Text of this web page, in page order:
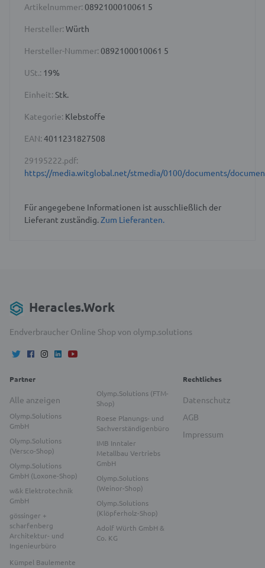
Artikelnummer: 0892100010061 5
Hersteller: Würth
Hersteller-Nummer: 0892100010061 5
USt.: 19%
Einheit: Stk.
Kategorie: Klebstoffe
EAN: 4011231827508
29195222.pdf:
https://media.witglobal.net/stmedia/0100/documents/
Für angegebene Informationen ist ausschließlich der
Lieferant zuständig.Zum Lieferanten.
Heracles.Work
Endverbraucher Online Shop von olymp.solutions
Partner
Alle anzeigen
Olymp.Solutions
GmbH
Olymp.Solutions
(Versco-Shop)
Olymp.Solutions
GmbH (Loxone-Shop)
w&k Elektrotechnik
GmbH
gössinger +
scharfenberg
Architektur- und
Ingenieurbüro
Kümpel Baulemente
Olymp.Solutions (FTM-
Shop)
Roese Planungs- und
Sachverständigenbüro
IMB Inntaler
Metallbau Vertriebs
GmbH
Olymp.Solutions
(Weinor-Shop)
Olymp.Solutions
(Klöpferholz-Shop)
Adolf Würth GmbH &
Co. KG
Rechtliches
Datenschutz
AGB
Impressum